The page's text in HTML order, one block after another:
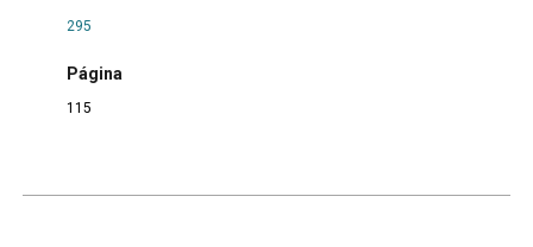
295
Página
115